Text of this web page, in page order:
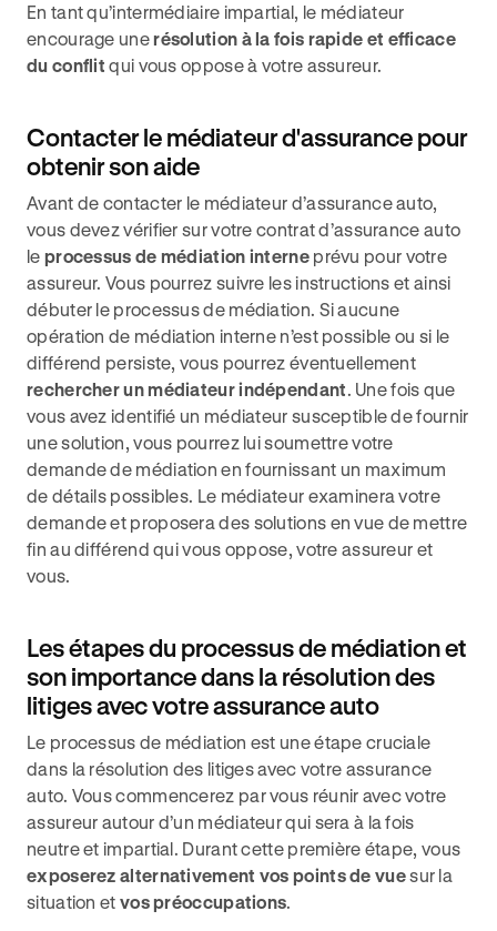
En tant qu’intermédiaire impartial, le médiateur
encourage unerésolution à la fois rapide et efficace
du conflit qui vous oppose à votre assureur.
Contacter le médiateur d'assurance pour
obtenir son aide
Avant de contacter le médiateur d’assurance auto,
vous devez vérifier sur votre contrat d’assurance auto
le processus de médiation interneprévu pour votre
assureur. Vous pourrez suivre les instructions et ainsi
débuter le processus de médiation. Si aucune
opération de médiation interne n’est possible ou si le
différend persiste, vous pourrez éventuellement
rechercher un médiateur indépendant. Une fois que
vous avez identifié un médiateur susceptible de fournir
une solution, vous pourrez lui soumettre votre
demande de médiation en fournissant un maximum
de détails possibles. Le médiateur examinera votre
demande et proposera des solutions en vue de mettre
fin au différend qui vous oppose, votre assureur et
vous.
Les étapes du processus de médiation et
son importance dans la résolution des
litiges avec votre assurance auto
Le processus de médiation est une étape cruciale
dans la résolution des litiges avec votre assurance
auto. Vous commencerez par vous réunir avec votre
assureur autour d’un médiateur qui sera à la fois
neutre et impartial. Durant cette première étape, vous
exposerez alternativement vos points de vuesur la
situation et vos préoccupations.